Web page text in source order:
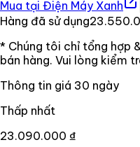
Mua tại Điện Máy Xanh
Hàng đã sử dụng
* Chúng tôi chỉ tổng hợp
bán hàng. Vui lòng kiểm
Thông tin giá 30 ngày
Thấp nhất
23.090.000 ₫